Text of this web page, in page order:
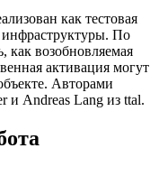
как тестовая
По
как возобновляемая
активация могут
Авторами
и Andreas Lang из ttal.